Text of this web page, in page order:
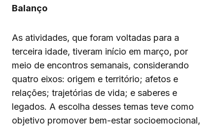
Balanço
As atividades, que foram voltadas para a
terceira idade, tiveram início em março, por
meio de encontros semanais, considerando
quatro eixos: origem e território; afetos e
relações; trajetórias de vida; e saberes e
legados. A escolha desses temas teve como
objetivo promover bem-estar socioemocional,